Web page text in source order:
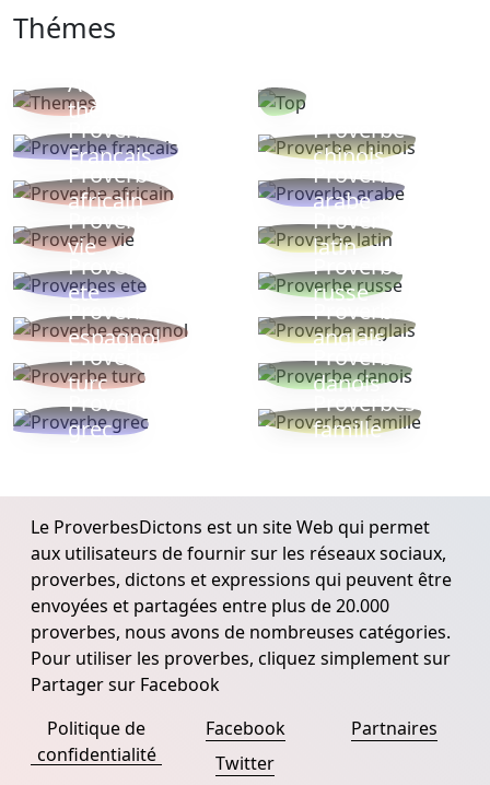
Thémes
Autres
thèmes
Proverbe
Français
Proverbe
chinois
Proverbe
africain
Proverbe
arabe
Proverbe
vie
Proverbe
latin
Proverbes
ete
Proverbe
russe
Proverbe
espagnol
Proverbe
anglais
Proverbe
turc
Proverbe
danois
Proverbe
grec
Proverbes
famille
Le ProverbesDictons est un site Web qui permet
aux utilisateurs de fournir sur les réseaux sociaux,
proverbes, dictons et expressions qui peuvent être
envoyées et partagées entre plus de 20.000
proverbes, nous avons de nombreuses catégories.
Pour utiliser les proverbes, cliquez simplement sur
Partager sur Facebook
Politique de
confidentialité
Facebook
Twitter
Partnaires